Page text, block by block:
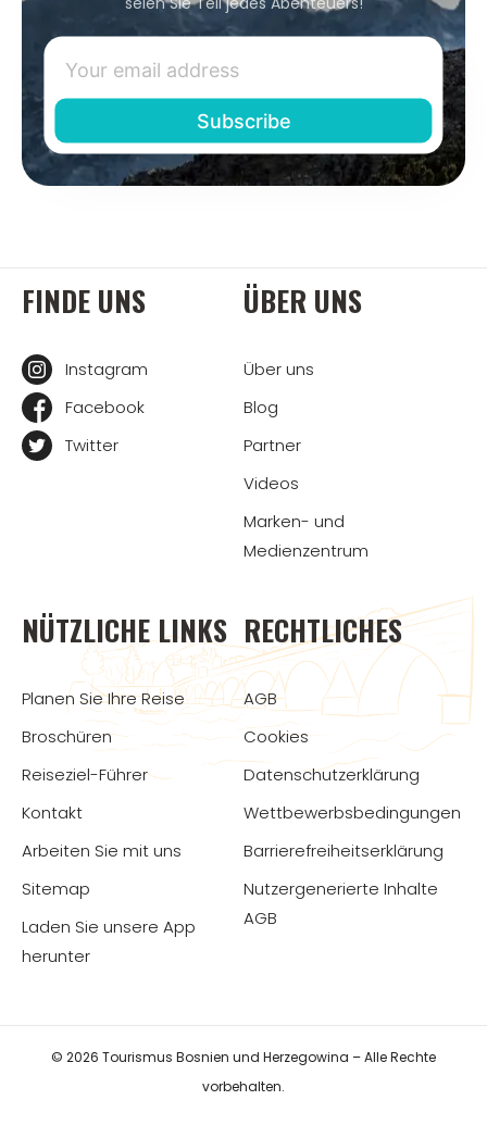
FINDE UNS
Instagram
Facebook
Twitter
ÜBER UNS
Über uns
Blog
Partner
Videos
Marken- und
Medienzentrum
NÜTZLICHE LINKS
Planen Sie Ihre Reise
Broschüren
Reiseziel-Führer
Kontakt
Arbeiten Sie mit uns
Sitemap
Laden Sie unsere App
herunter
RECHTLICHES
AGB
Cookies
Datenschutzerklärung
Wettbewerbsbedingungen
Barrierefreiheitserklärung
Nutzergenerierte Inhalte
AGB
© 2026 Tourismus Bosnien und Herzegowina – Alle Rechte
vorbehalten.